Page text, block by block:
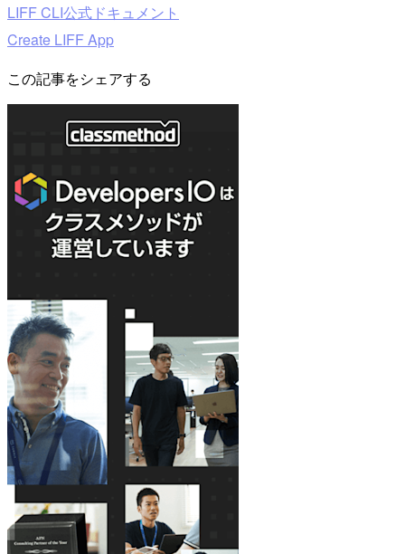
LIFF CLI公式ドキュメント
Create LIFF App
この記事をシェアする